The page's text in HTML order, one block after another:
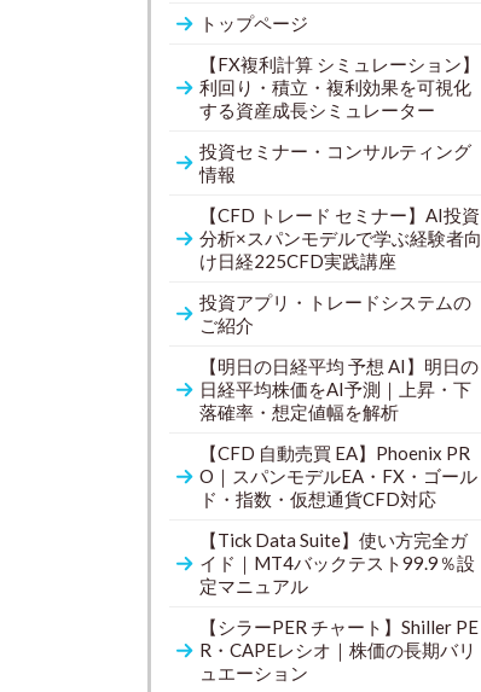
トップページ
【FX複利計算 シミュレーション】
利回り・積立・複利効果を可視化
する資産成長シミュレーター
投資セミナー・コンサルティング
情報
【CFD トレード セミナー】AI投資
分析×スパンモデルで学ぶ経験者向
け日経225CFD実践講座
投資アプリ・トレードシステムの
ご紹介
【明日の日経平均 予想 AI】明日の
日経平均株価をAI予測｜上昇・下
落確率・想定値幅を解析
【CFD 自動売買 EA】Phoenix PR
O｜スパンモデルEA・FX・ゴール
ド・指数・仮想通貨CFD対応
【Tick Data Suite】使い方完全ガ
イド｜MT4バックテスト99.9％設
定マニュアル
【シラーPER チャート】Shiller PE
R・CAPEレシオ｜株価の長期バリ
ュエーション